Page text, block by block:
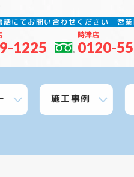
話にてお問い合わせください 営
1225
時津店
0120-
施工事例